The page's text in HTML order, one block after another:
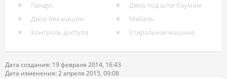
Пандус
Двор под шлагбаумом
Двор без машин
Мебель
Контроль доступа
Стиральная машина
Дата создания: 19 февраля 2014, 16:43
Дата изменения: 2 апреля 2015, 09:08